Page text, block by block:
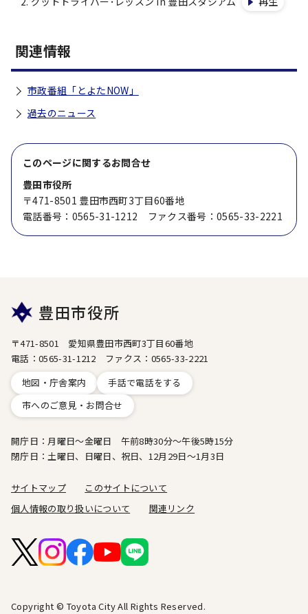
関連情報
市政番組「とよたNOW」
過去のニュース
このページに関するお問合せ
豊田市役所
〒471-8501 豊田市西町3丁目60番地
電話番号：0565-31-1212 ファクス番号：0565-33-2221
豊田市役所
〒471-8501 愛知県豊田市西町3丁目60番地
電話：0565-31-1212 ファクス：0565-33-2221
地図・庁舎案内
手話で電話をする
市へのご意見・お問合せ
開庁日：月曜日～金曜日 午前8時30分～午後5時15分
閉庁日：土曜日、日曜日、祝日、12月29日～1月3日
サイトマップ
このサイトについて
個人情報の取り扱いについて
関連リンク
Copyright © Toyota City All Rights Reserved.